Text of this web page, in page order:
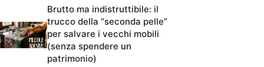
Brutto ma indistruttibile: il
trucco della “seconda pelle”
per salvare i vecchi mobili
(senza spendere un
patrimonio)